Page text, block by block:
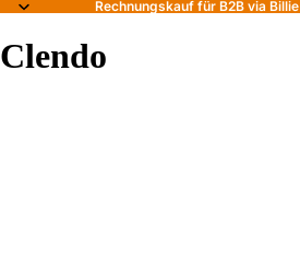
Rechnungskauf für B2B via Billie
Clendo